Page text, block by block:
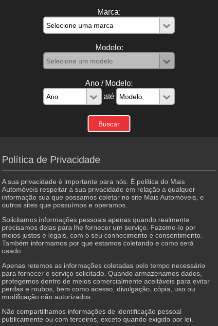
Marca:
Modelo:
Ano / Modelo:
até
Política de Privacidade
A sua privacidade é importante para nós. É política do Mais
Automóveis respeitar a sua privacidade em relação a qualquer
informação sua que possamos coletar no site Mais Automóveis , e
outros sites que possuímos e operamos.
Solicitamos informações pessoais apenas quando realmente
precisamos delas para lhe fornecer um serviço. Fazemo-lo por
meios justos e legais, com o seu conhecimento e consentimento.
Também informamos por que estamos coletando e como será
usado.
Apenas retemos as informações coletadas pelo tempo necessário
para fornecer o serviço solicitado. Quando armazenamos dados,
protegemos dentro de meios comercialmente aceitáveis ​​para evitar
perdas e roubos, bem como acesso, divulgação, cópia, uso ou
modificação não autorizados.
Não compartilhamos informações de identificação pessoal
publicamente ou com terceiros, exceto quando exigido por lei.